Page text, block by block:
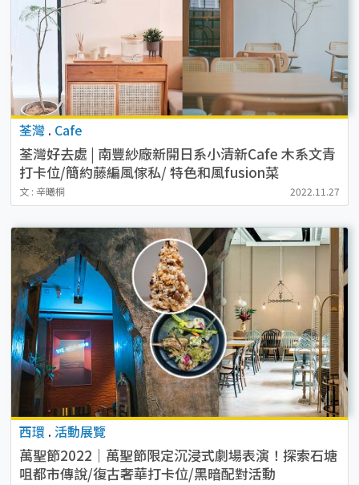
荃灣 . Cafe
荃灣好去處 | 南豐紗廠新開日系小清新Cafe 木系文青
打卡位/簡約藤編風傢私/ 特色和風fusion菜
文 : 辛曦桐 2022.11.27
西環 . 活動展覽
萬聖節2022｜萬聖節限定沉浸式劇場表演！探索石塘
咀都市傳說/復古奢華打卡位/黑暗配對活動